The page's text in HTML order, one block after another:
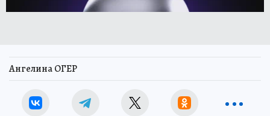
Ангелина ОГЕР